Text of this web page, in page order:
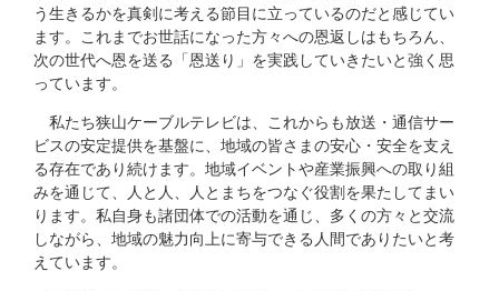
う生きるかを真剣に考える節目に立っているのだと感じてい
ます。これまでお世話になった方々への恩返しはもちろん、
次の世代へ恩を送る「恩送り」を実践していきたいと強く思
っています。
私たち狭山ケーブルテレビは、これからも放送・通信サー
ビスの安定提供を基盤に、地域の皆さまの安心・安全を支え
る存在であり続けます。地域イベントや産業振興への取り組
みを通じて、人と人、人とまちをつなぐ役割を果たしてまい
ります。私自身も諸団体での活動を通じ、多くの方々と交流
しながら、地域の魅力向上に寄与できる人間でありたいと考
えています。